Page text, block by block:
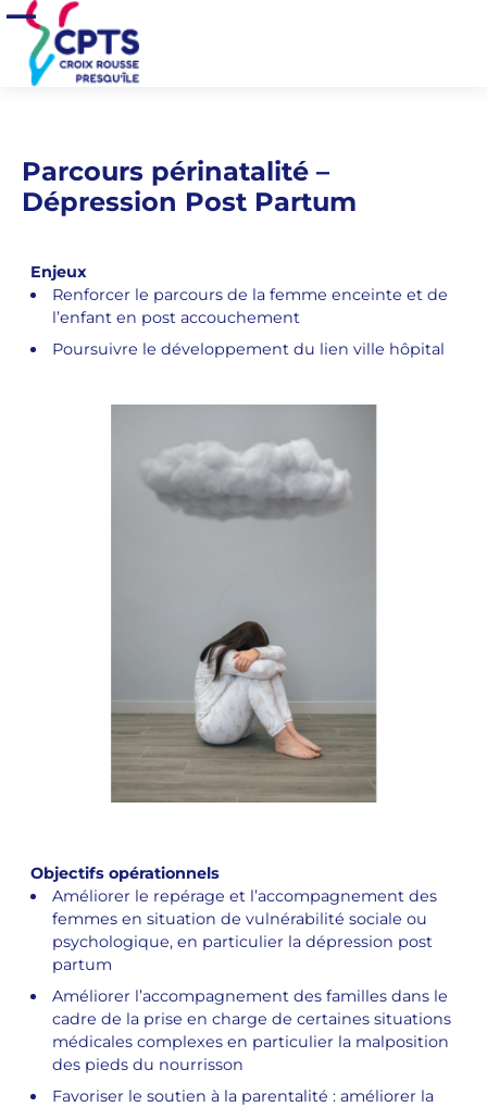
Aller au contenu principal
Ouvrir/Fermer le menu
Accueil
Parcours périnatalité –
Dépression Post Partum
Enjeux
Renforcer le parcours de la femme enceinte et de
l’enfant en post accouchement
Poursuivre le développement du lien ville hôpital
Objectifs opérationnels
Améliorer le repérage et l’accompagnement des
femmes en situation de vulnérabilité sociale ou
psychologique, en particulier la dépression post
partum
Améliorer l’accompagnement des familles dans le
cadre de la prise en charge de certaines situations
médicales complexes en particulier la malposition
des pieds du nourrisson
Favoriser le soutien à la parentalité : améliorer la